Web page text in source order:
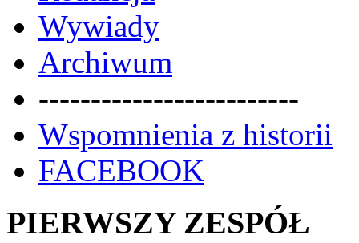
Wywiady
Archiwum
-------------------------
Wspomnienia z historii
FACEBOOK
PIERWSZY ZESPÓŁ